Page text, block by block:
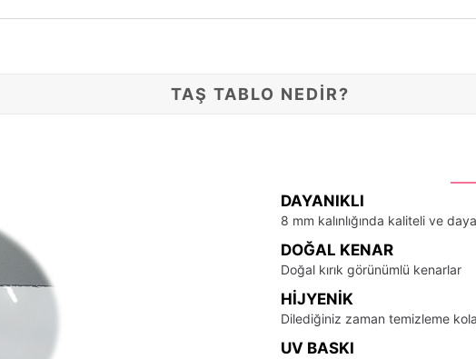
TAŞ TABLO NEDİR?
DAYANIKLI
8 mm kalınlığında kaliteli ve
DOĞAL KENAR
Doğal kırık görünümlü kenarlar
HIJYENIK
Dilediğiniz zaman temizleme
UV BASKI